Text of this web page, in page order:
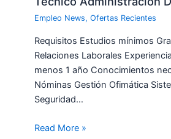
Empleo News,Ofertas Recientes
Requisitos Estudios mínimos
Relaciones Laborales
menos 1 año Conocimientos
Nóminas Gestión Ofimática
Seguridad…
Read More »